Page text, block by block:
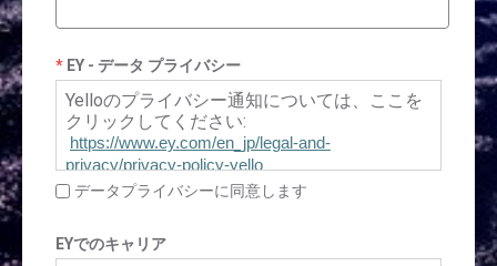
EY - データ プライバシー
Yelloのプライバシー通知については、ここを
クリックしてください:
https://www.ey.com/en_jp/legal-and-
privacy/privacy-policy-yello
データプライバシーに同意します
EYでのキャリア